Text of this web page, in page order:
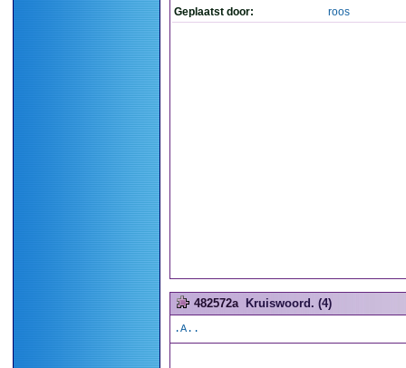
Geplaatst door: roos
482572a Kruiswoord. (4)
.A..